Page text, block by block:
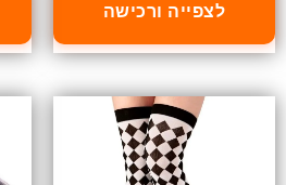
לצפייה ורכישה